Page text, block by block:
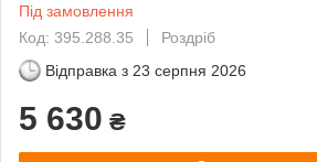
Під замовлення
Код: 395.288.35
Роздріб
Відправка з 23 серпня 2026
5 630 ₴